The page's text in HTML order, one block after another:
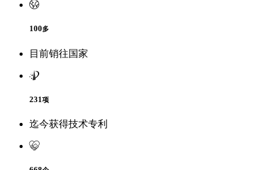
100多
目前销往国家
231项
迄今获得技术专利